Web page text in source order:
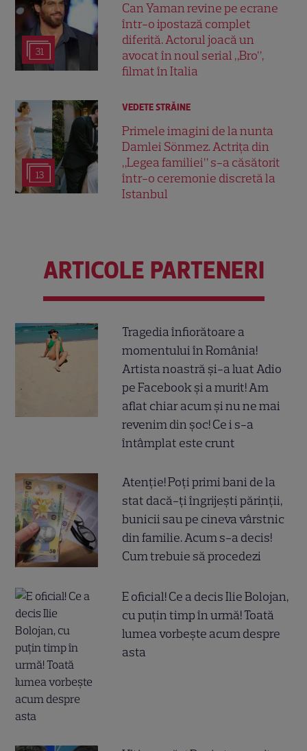
31
Can Yaman revine pe ecrane
într-o ipostază complet
diferită. Actorul joacă un
avocat în noul serial „Bro”,
filmat în Italia
13
VEDETE STRĂINE
Primele imagini de la nunta
Damlei Sönmez. Actrița din
„Legea familiei” s-a căsătorit
într-o ceremonie discretă la
Istanbul
ARTICOLE PARTENERI
Tragedia înfiorătoare a
momentului în România!
Artista noastră și-a luat Adio
pe Facebook și a murit! Am
aflat chiar acum și nu ne mai
revenim din șoc! Ce i s-a
întâmplat este crunt
Atenție! Poți primi bani de la
stat dacă-ți îngrijești părinții,
bunicii sau pe cineva vârstnic
din familie. Acum s-a decis!
Cum trebuie să procedezi
E oficial! Ce a decis Ilie Bolojan,
cu puțin timp în urmă! Toată
lumea vorbește acum despre
asta